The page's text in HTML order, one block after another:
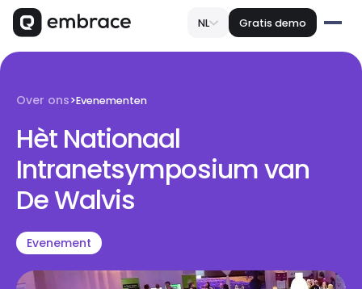
NL Gratis demo
Over ons>Evenementen
Hèt Nationaal
Intranetsymposium van
De Walvis
Evenement